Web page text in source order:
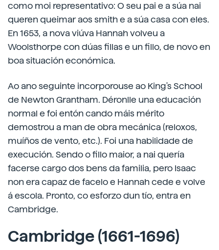
como moi representativo: O seu pai e a súa nai
queren queimar aos smith e a súa casa con eles.
En 1653, a nova viúva Hannah volveu a
Woolsthorpe con dúas fillas e un fillo, de novo en
boa situación económica.
Ao ano seguinte incorporouse ao King's School
de Newton Grantham. Déronlle una educación
normal e foi entón cando máis mérito
demostrou a man de obra mecánica (reloxos,
muíños de vento, etc.). Foi una habilidade de
execución. Sendo o fillo maior, a nai quería
facerse cargo dos bens da familia, pero Isaac
non era capaz de facelo e Hannah cede e volve
á escola. Pronto, co esforzo dun tío, entra en
Cambridge.
Cambridge (1661-1696)